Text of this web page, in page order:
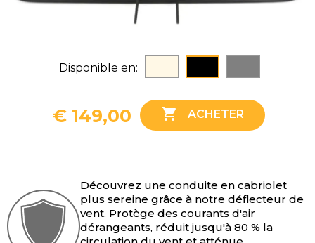
3-serie E30 (1985-1994)
3-serie E93 (2007-2013)
6-serie E64 (2003-2011)
6-serie F12 (2011-2018)
Disponible en:
€ 149,00  ACHETER
Découvrez une conduite en cabriolet
plus sereine grâce à notre déflecteur de
vent. Protège des courants d'air
dérangeants, réduit jusqu'à 80 % la